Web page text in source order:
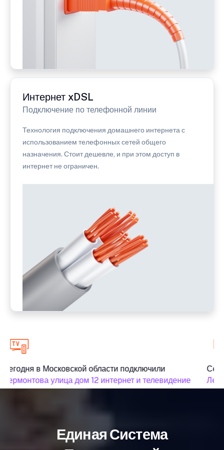
Интернет xDSL
Подключение по телефонной линии
Технология подключения домашнего интернета с
использованием телефонных сетей общего
назначения. Стоит дешевле, и при этом доступ в
интернет не ограничен.
Сегодня в Московской области подключили
Лермонтова улица дом 12 интернет и телевидение
Единая Система